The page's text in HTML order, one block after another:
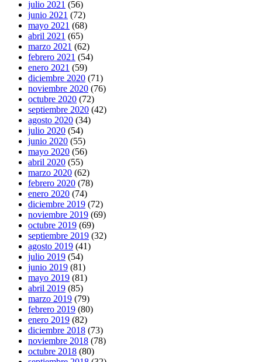
julio 2021 (56)
junio 2021 (72)
mayo 2021 (68)
abril 2021 (65)
marzo 2021 (62)
febrero 2021 (54)
enero 2021 (59)
diciembre 2020 (71)
noviembre 2020 (76)
octubre 2020 (72)
septiembre 2020 (42)
agosto 2020 (34)
julio 2020 (54)
junio 2020 (55)
mayo 2020 (56)
abril 2020 (55)
marzo 2020 (62)
febrero 2020 (78)
enero 2020 (74)
diciembre 2019 (72)
noviembre 2019 (69)
octubre 2019 (69)
septiembre 2019 (32)
agosto 2019 (41)
julio 2019 (54)
junio 2019 (81)
mayo 2019 (81)
abril 2019 (85)
marzo 2019 (79)
febrero 2019 (80)
enero 2019 (82)
diciembre 2018 (73)
noviembre 2018 (78)
octubre 2018 (80)